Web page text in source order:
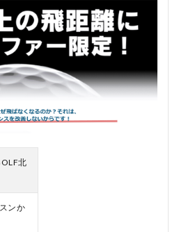
北
ンか